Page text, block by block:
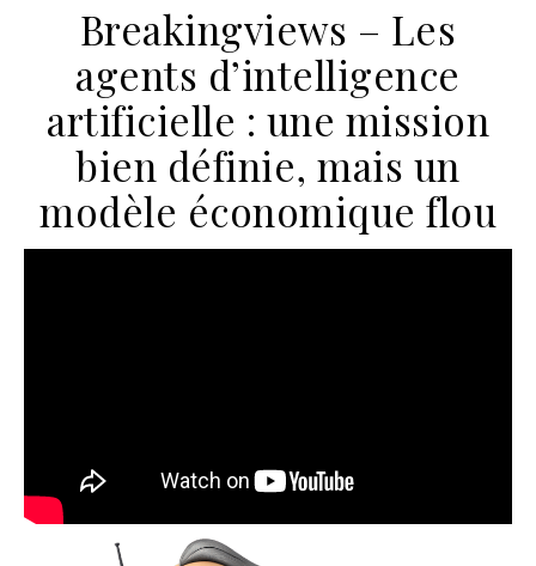
Breakingviews – Les
agents d’intelligence
artificielle : une mission
bien définie, mais un
modèle économique flou